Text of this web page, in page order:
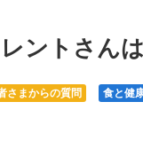
レントさん
さまからの質問 食と健